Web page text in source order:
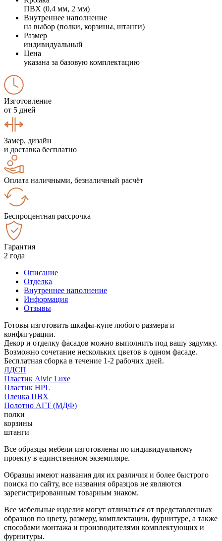
ПВХ (0,4 мм, 2 мм)
Внутреннее наполнение
на выбор (полки, корзины, штанги)
Размер
индивидуальный
Цена
указана за базовую комплектацию
Изготовление
от 5 дней
Замер, дизайн
и доставка бесплатно
Оплата наличными, безналичный расчёт
Беспроцентная рассрочка
Гарантия
2 года
Описание
Отделка
Внутреннее наполнение
Информация
Отзывы
Готовы изготовить шкафы-купе любого размера и
конфигурации.
Декор и отделку фасадов можно выполнить под вашу задумку.
Возможно сочетание нескольких цветов в одном фасаде.
Бесплатная сборка в течение 1-2 рабочих дней.
ЛДСП
Пластик Alvic Luxe
Пластик HPL
Пленка ПВХ
Полотно АГТ (МДФ)
полки
корзины
штанги
Все образцы мебели изготовлены по индивидуальному
проекту в единственном экземпляре.
Образцы имеют названия для их различия и более быстрого
поиска по сайту, все названия образцов не являются
зарегистрированным товарным знаком.
Все мебельные изделия могут отличаться от представленных
образцов по цвету, размеру, комплектации, фурнитуре, а также
способами монтажа и производителями комплектующих и
фурнитуры.